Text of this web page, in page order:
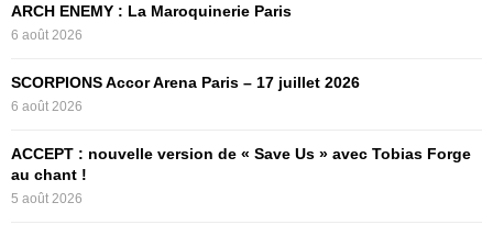
ARCH ENEMY : La Maroquinerie Paris
6 août 2026
SCORPIONS Accor Arena Paris – 17 juillet 2026
6 août 2026
ACCEPT : nouvelle version de « Save Us » avec Tobias Forge
au chant !
5 août 2026